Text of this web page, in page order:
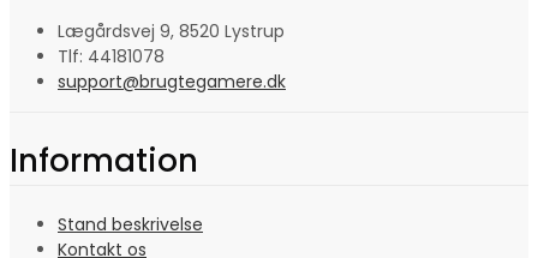
Lægårdsvej 9, 8520 Lystrup
Tlf: 44181078
support@brugtegamere.dk
Information
Stand beskrivelse
Kontakt os